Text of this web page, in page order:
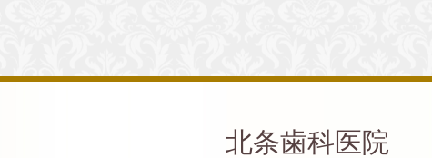
北条歯科医院